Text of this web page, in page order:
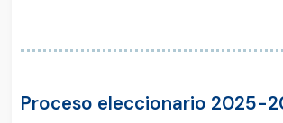
Proceso eleccionario 2025-